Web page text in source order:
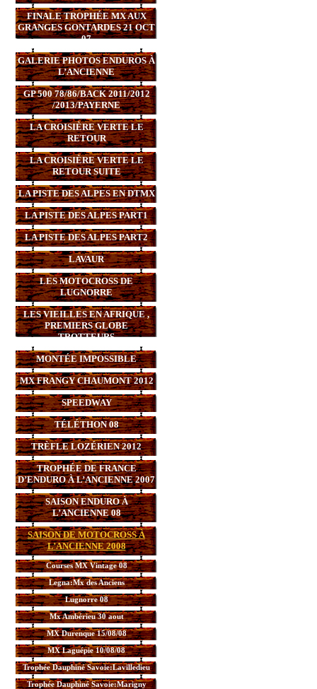
FINALE TROPHÉE MX AUX
GRANGES GONTARDES 21 OCT
07
GALERIE PHOTOS ENDUROS À
L’ANCIENNE
GP 500 78/86/BACK 2011/2012
/2013/PAYERNE
LA CROISIÈRE VERTE LE
RETOUR
LA CROISIÈRE VERTE LE
RETOUR SUITE
LA PISTE DES ALPES EN DTMX
LA PISTE DES ALPES PART1
LA PISTE DES ALPES PART2
LAVAUR
LES MOTOCROSS DE
LUGNORRE
LES VIEILLES EN AFRIQUE ,
PREMIERS GLOBE
TROTTEURS
MONTÉE IMPOSSIBLE
MX FRANGY CHAUMONT 2012
SPEEDWAY
TÉLÉTHON 08
TRÈFLE LOZÉRIEN 2012
TROPHÉE DE FRANCE
D’ENDURO À L’ANCIENNE 2007
SAISON ENDURO À
L’ANCIENNE 08
SAISON DE MOTOCROSS À
L’ANCIENNE 2008
Courses MX Vintage 08
Legna:Mx des Anciens
Lugnorre 08
Mx Ambérieu 30 aout
MX Durenque 15/08/08
MX Laguépie 10/08/08
Trophée Dauphiné Savoie:Lavilledieu
Trophée Dauphiné Savoie:Marigny